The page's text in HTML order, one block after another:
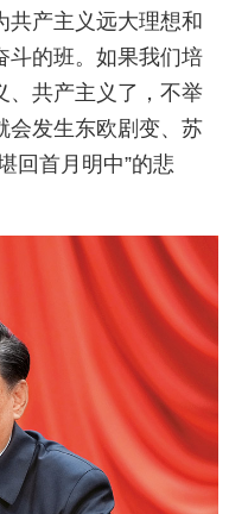
共产主义远大理想和
斗的班。如果我们培
、共产主义了，不举
会发生东欧剧变、苏
回首月明中”的悲